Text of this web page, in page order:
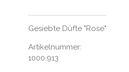
Gesiebte Düfte "Rose"
Artikelnummer:
1000.913